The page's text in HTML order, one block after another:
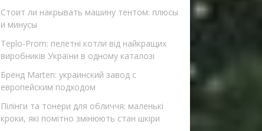
Стоит ли накрывать машину тентом: плюсы
и минусы
Teplo‑Prom: пелетні котли від найкращих
виробників України в одному каталозі
Бренд Marten: украинский завод с
европейским подходом
Пілінги та тонери для обличчя: маленькі
кроки, які помітно змінюють стан шкіри